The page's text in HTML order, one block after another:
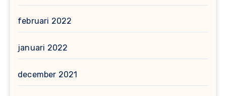
februari 2022
januari 2022
december 2021